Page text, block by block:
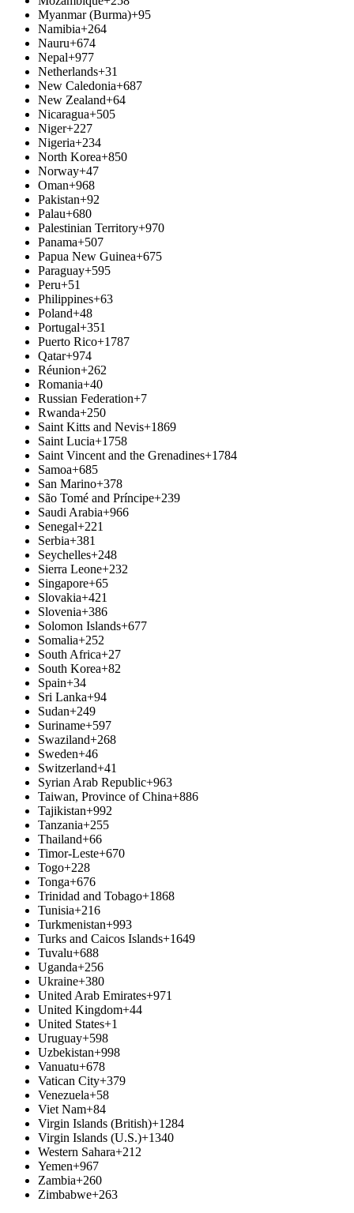
Myanmar (Burma)+95
Namibia+264
Nauru+674
Nepal+977
Netherlands+31
New Caledonia+687
New Zealand+64
Nicaragua+505
Niger+227
Nigeria+234
North Korea+850
Norway+47
Oman+968
Pakistan+92
Palau+680
Palestinian Territory+970
Panama+507
Papua New Guinea+675
Paraguay+595
Peru+51
Philippines+63
Poland+48
Portugal+351
Puerto Rico+1787
Qatar+974
Réunion+262
Romania+40
Russian Federation+7
Rwanda+250
Saint Kitts and Nevis+1869
Saint Lucia+1758
Saint Vincent and the Grenadines+1784
Samoa+685
San Marino+378
São Tomé and Príncipe+239
Saudi Arabia+966
Senegal+221
Serbia+381
Seychelles+248
Sierra Leone+232
Singapore+65
Slovakia+421
Slovenia+386
Solomon Islands+677
Somalia+252
South Africa+27
South Korea+82
Spain+34
Sri Lanka+94
Sudan+249
Suriname+597
Swaziland+268
Sweden+46
Switzerland+41
Syrian Arab Republic+963
Taiwan, Province of China+886
Tajikistan+992
Tanzania+255
Thailand+66
Timor-Leste+670
Togo+228
Tonga+676
Trinidad and Tobago+1868
Tunisia+216
Turkmenistan+993
Turks and Caicos Islands+1649
Tuvalu+688
Uganda+256
Ukraine+380
United Arab Emirates+971
United Kingdom+44
United States+1
Uruguay+598
Uzbekistan+998
Vanuatu+678
Vatican City+379
Venezuela+58
Viet Nam+84
Virgin Islands (British)+1284
Virgin Islands (U.S.)+1340
Western Sahara+212
Yemen+967
Zambia+260
Zimbabwe+263